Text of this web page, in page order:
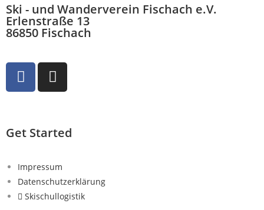
Ski - und Wanderverein Fischach e.V.
Erlenstraße 13
86850 Fischach
Get Started
Impressum
Datenschutzerklärung
Skischullogistik